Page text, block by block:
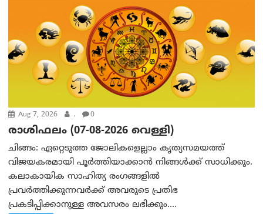
Aug 7, 2026 . 0
രാശിഫലം (07-08-2026 വെള്ളി)
ചിങ്ങം: ഏറ്റെടുത്ത ജോലികളെല്ലാം കൃത്യസമയത്ത്
വിജയകരമായി പൂര്‍ത്തിയാക്കാന്‍ നിങ്ങള്‍ക്ക് സാധിക്കും.
കലാകായിക സാഹിത്യ രംഗങ്ങളില്‍
പ്രവര്‍ത്തിക്കുന്നവര്‍ക്ക് അവരുടെ പ്രതിഭ
പ്രകടിപ്പിക്കാനുള്ള അവസരം ലഭിക്കും....